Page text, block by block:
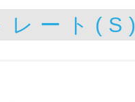
レート(S)